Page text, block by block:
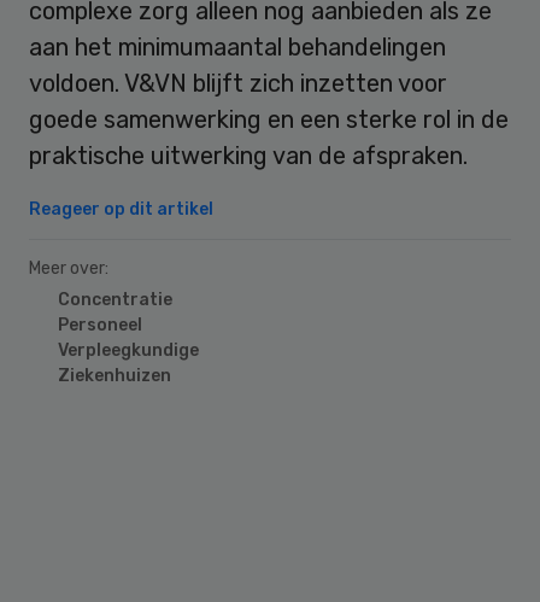
complexe zorg alleen nog aanbieden als ze
aan het minimumaantal behandelingen
voldoen. V&VN blijft zich inzetten voor
goede samenwerking en een sterke rol in de
praktische uitwerking van de afspraken.
Reageer op dit artikel
Meer over:
Concentratie
Personeel
Verpleegkundige
Ziekenhuizen